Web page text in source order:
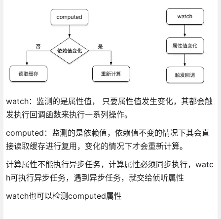
watch：监测的是属性值， 只要属性值发生变化，其都会触
发执行回调函数来执行一系列操作。
computed：监测的是依赖值，依赖值不变的情况下其会直
接读取缓存进行复用，变化的情况下才会重新计算。
计算属性不能执行异步任务，计算属性必须同步执行，watc
h可执行异步任务，遇到异步任务，就交给侦听属性
watch也可以检测computed属性